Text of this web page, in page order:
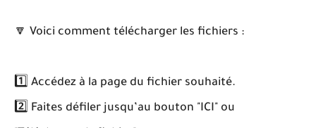
🔽 Voici comment télécharger les fichiers :
1️⃣ Accédez à la page du fichier souhaité.
2️⃣ Faites défiler jusqu’au bouton "ICI" ou